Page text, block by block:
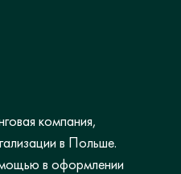
компания,
в Польше.
в оформлении